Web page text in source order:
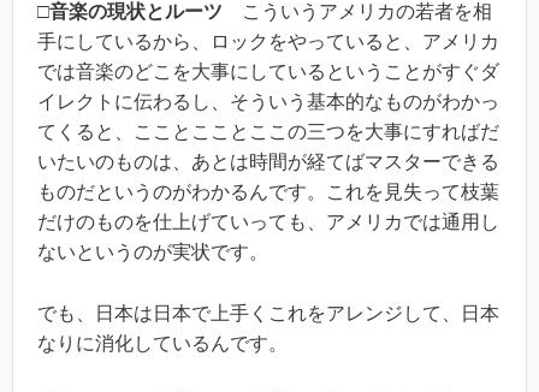
□音楽の現状とルーツ こういうアメリカの若者を相
手にしているから、ロックをやっていると、アメリカ
では音楽のどこを大事にしているということがすぐダ
イレクトに伝わるし、そういう基本的なものがわかっ
てくると、こことこことここの三つを大事にすればだ
いたいのものは、あとは時間が経てばマスターできる
ものだというのがわかるんです。これを見失って枝葉
だけのものを仕上げていっても、アメリカでは通用し
ないというのが実状です。
でも、日本は日本で上手くこれをアレンジして、日本
なりに消化しているんです。